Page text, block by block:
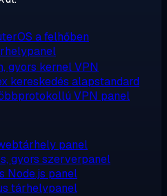
a felhőben
gyors kernel VPN
kereskedés alapstandard
VPN panel
panel
gyors szerverpanel
Node.js panel
tárhelypanel